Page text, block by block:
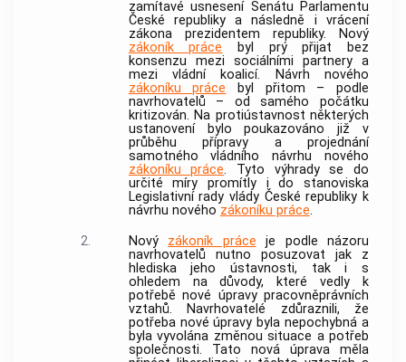
zamítavé usnesení Senátu Parlamentu
České republiky a následně i vrácení
zákona prezidentem republiky. Nový
zákoník práce byl prý přijat bez
konsenzu mezi sociálními partnery a
mezi vládní koalicí. Návrh nového
zákoníku práce byl přitom – podle
navrhovatelů – od samého počátku
kritizován. Na protiústavnost některých
ustanovení bylo poukazováno již v
průběhu přípravy a projednání
samotného vládního návrhu nového
zákoníku práce. Tyto výhrady se do
určité míry promítly i do stanoviska
Legislativní rady vlády České republiky k
návrhu nového zákoníku práce.
2.
Nový zákoník práce je podle názoru
navrhovatelů nutno posuzovat jak z
hlediska jeho ústavnosti, tak i s
ohledem na důvody, které vedly k
potřebě nové úpravy pracovněprávních
vztahů. Navrhovatelé zdůraznili, že
potřeba nové úpravy byla nepochybná a
byla vyvolána změnou situace a potřeb
společnosti. Tato nová úprava měla